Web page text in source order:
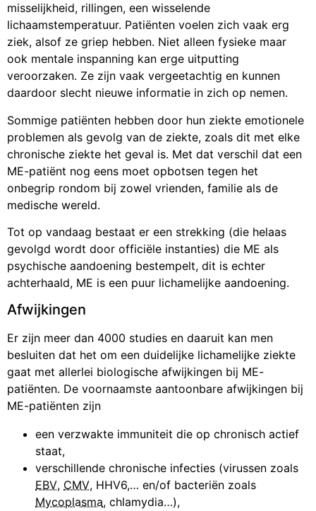
misselijkheid, rillingen, een wisselende
lichaamstemperatuur. Patiënten voelen zich vaak erg
ziek, alsof ze griep hebben. Niet alleen fysieke maar
ook mentale inspanning kan erge uitputting
veroorzaken. Ze zijn vaak vergeetachtig en kunnen
daardoor slecht nieuwe informatie in zich op nemen.
Sommige patiënten hebben door hun ziekte emotionele
problemen als gevolg van de ziekte, zoals dit met elke
chronische ziekte het geval is. Met dat verschil dat een
ME-patiënt nog eens moet opbotsen tegen het
onbegrip rondom bij zowel vrienden, familie als de
medische wereld.
Tot op vandaag bestaat er een strekking (die helaas
gevolgd wordt door officiële instanties) die ME als
psychische aandoening bestempelt, dit is echter
achterhaald, ME is een puur lichamelijke aandoening.
Afwijkingen
Er zijn meer dan 4000 studies en daaruit kan men
besluiten dat het om een duidelijke lichamelijke ziekte
gaat met allerlei biologische afwijkingen bij ME-
patiënten. De voornaamste aantoonbare afwijkingen bij
ME-patiënten zijn
een verzwakte immuniteit die op chronisch actief
staat,
verschillende chronische infecties (virussen zoals
EBV, CMV, HHV6,… en/of bacteriën zoals
Mycoplasma, chlamydia…),